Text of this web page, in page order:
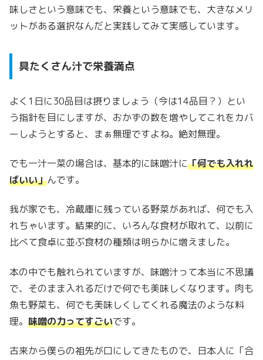
味しさという意味でも、栄養という意味でも、大きなメリ
ットがある選択なんだと実践してみて実感しています。
具たくさん汁で栄養満点
よく1日に30品目は摂りましょう（今は14品目？）とい
う指針を目にしますが、おかずの数を増やしてこれをカバ
ーしようとすると、まぁ無理ですよね。絶対無理。
でも一汁一菜の場合は、基本的に味噌汁に「何でも入れれ
ばいい」んです。
我が家でも、冷蔵庫に残っている野菜があれば、何でも入
れちゃいます。結果的に、いろんな食材が取れて、以前に
比べて食卓に並ぶ食材の種類は明らかに増えました。
本の中でも触れられていますが、味噌汁って本当に不思議
で、そのまま入れるだけで何でも美味しくなります。肉も
魚も野菜も、何でも美味しくしてくれる魔法のような料
理。 味噌の力ってすごいです。
古来から僕らの祖先が口にしてきたもので、日本人に「合